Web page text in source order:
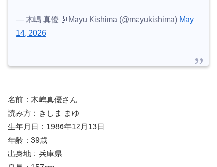
— 木嶋 真優 🎻Mayu Kishima (@mayukishima) May
14, 2026
名前：木嶋真優さん
読み方：きしま まゆ
生年月日：1986年12月13日
年齢：39歳
出身地：兵庫県